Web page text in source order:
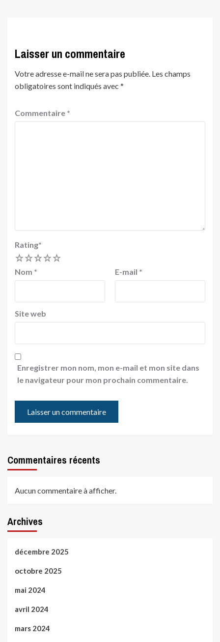
Laisser un commentaire
Votre adresse e-mail ne sera pas publiée. Les champs
obligatoires sont indiqués avec *
Commentaire *
Rating*
5
4
3
2
Nom * E-mail *
Site web
Enregistrer mon nom, mon e-mail et mon site dans
le navigateur pour mon prochain commentaire.
Commentaires récents
Aucun commentaire à afficher.
Archives
décembre 2025
octobre 2025
mai 2024
avril 2024
mars 2024